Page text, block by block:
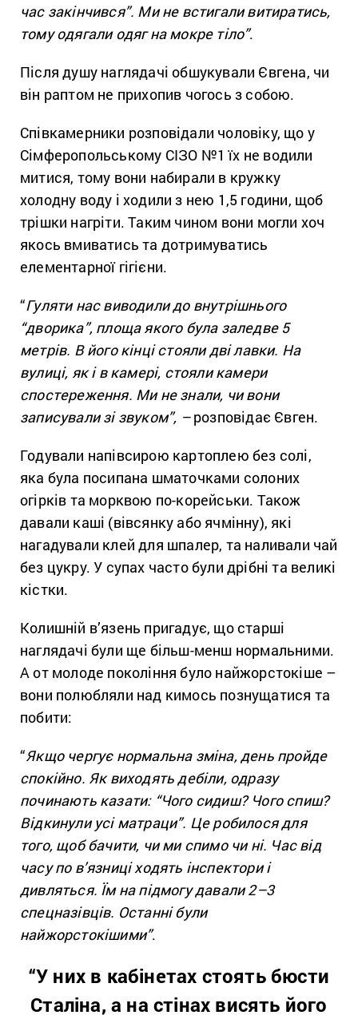
час закінчився”. Ми не встигали витиратись,
тому одягали одяг на мокре тіло”.
Після душу наглядачі обшукували Євгена, чи
він раптом не прихопив чогось з собою.
Співкамерники розповідали чоловіку, що у
Сімферопольському СІЗО №1 їх не водили
митися, тому вони набирали в кружку
холодну воду і ходили з нею 1,5 години, щоб
трішки нагріти. Таким чином вони могли хоч
якось вмиватись та дотримуватись
елементарної гігієни.
“Гуляти нас виводили до внутрішнього
“дворика”, площа якого була заледве 5
метрів. В його кінці стояли дві лавки. На
вулиці, як і в камері, стояли камери
спостереження. Ми не знали, чи вони
записували зі звуком”, –розповідає Євген.
Годували напівсирою картоплею без солі,
яка була посипана шматочками солоних
огірків та морквою по-корейськи. Також
давали каші (вівсянку або ячмінну), які
нагадували клей для шпалер, та наливали чай
без цукру. У супах часто були дрібні та великі
кістки.
Колишній в’язень пригадує, що старші
наглядачі були ще більш-менш нормальними.
А от молоде покоління було найжорстокіше –
вони полюбляли над кимось познущатися та
побити:
“Якщо чергує нормальна зміна, день пройде
спокійно. Як виходять дебіли, одразу
починають казати: “Чого сидиш? Чого спиш?
Відкинули усі матраци”. Це робилося для
того, щоб бачити, чи ми спимо чи ні. Час від
часу по в’язниціходять інспектори і
дивляться. Їм на підмогу давали 2–3
спецназівців. Останні були
найжорстокішими”.
“У них в кабінетах стоять бюсти
Сталіна, а на стінах висять його